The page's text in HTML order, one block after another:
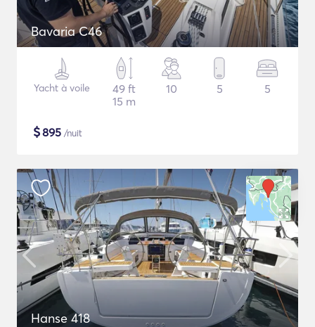
Bavaria C46
Yacht à voile
49 ft
15 m
10 5 5
$895 /nuit
Hanse 418